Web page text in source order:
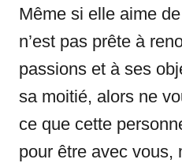
Même si elle aime
n’est pas prête à
passions et à ses
sa moitié, alors ne
ce que cette
pour être avec vous,